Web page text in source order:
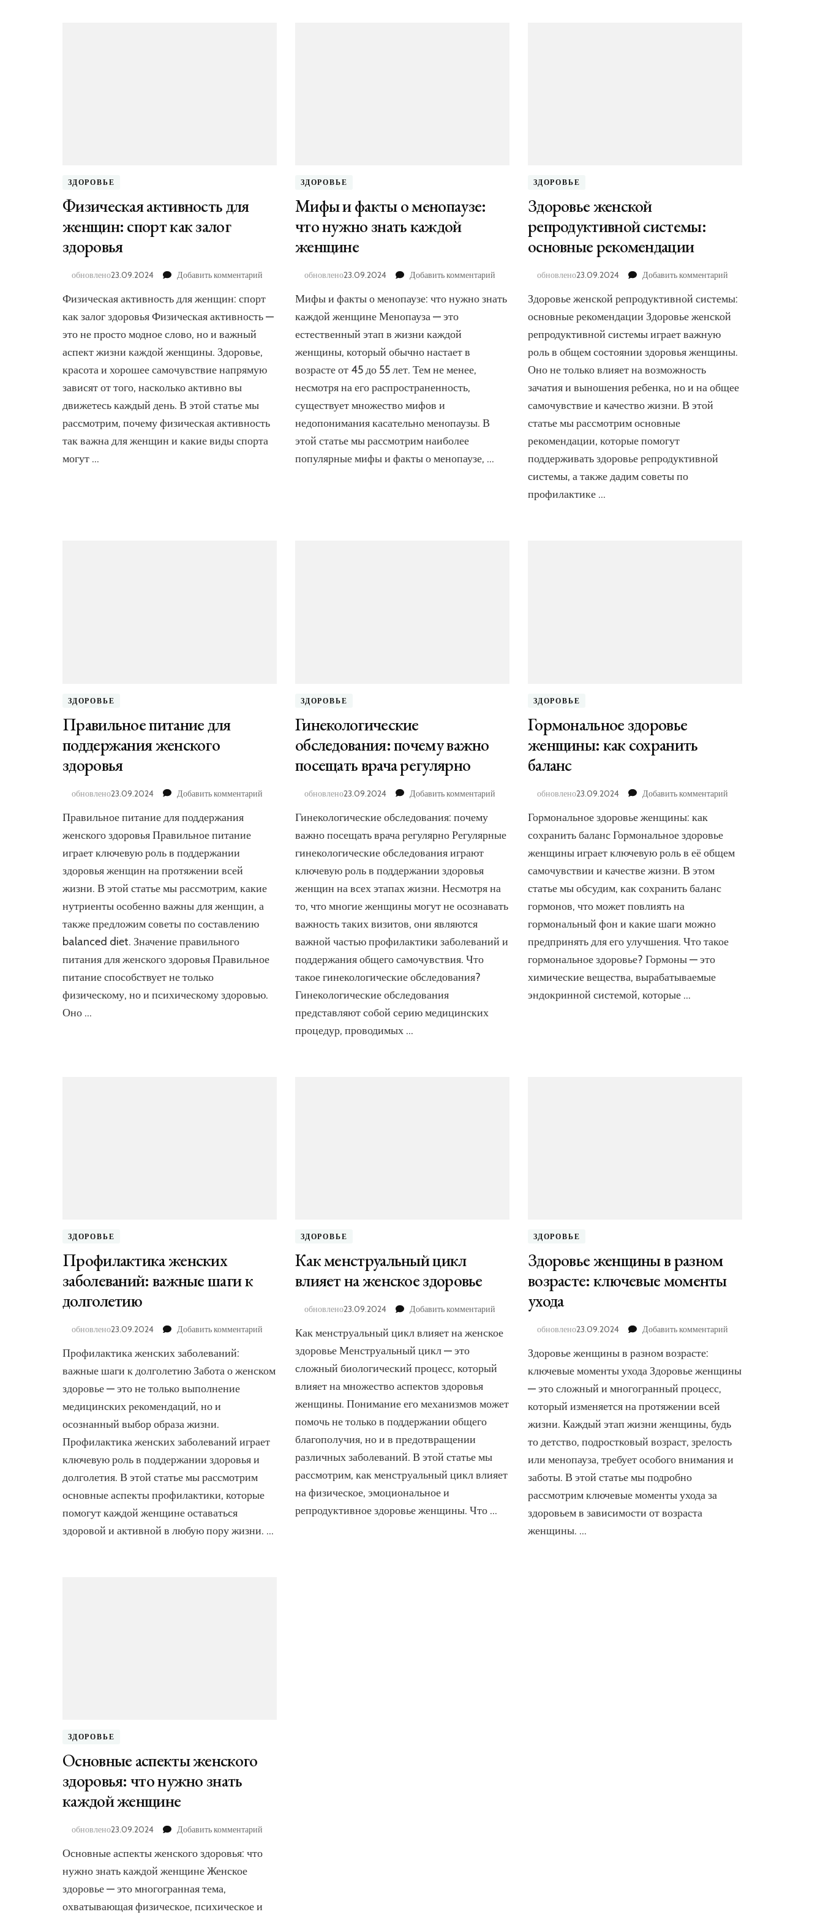
ЗДОРОВЬЕ
Физическая активность для
женщин: спорт как залог
здоровья
обновлено23.09.2024 Добавить комментарий
Физическая
активность
Физическая активность для женщин: спорт
как залог здоровья Физическая активность —
это не просто модное слово, но и важный
аспект жизни каждой женщины. Здоровье,
красота и хорошее самочувствие напрямую
зависят от того, насколько активно вы
движетесь каждый день. В этой статье мы
рассмотрим, почему физическая активность
так важна для женщин и какие виды спорта
могут …
ЗДОРОВЬЕ
Мифы и факты о менопаузе:
что нужно знать каждой
женщине
обновлено23.09.2024 Добавить комментарийк
Мифы
менопаузе:
Мифы и факты о менопаузе: что нужно знать
каждой женщине Менопауза — это
естественный этап в жизни каждой
женщины, который обычно настает в
возрасте от 45 до 55 лет. Тем не менее,
несмотря на его распространенность,
существует множество мифов и
недопонимания касательно менопаузы. В
этой статье мы рассмотрим наиболее
популярные мифы и факты о менопаузе, …
ЗДОРОВЬЕ
Здоровье женской
репродуктивной системы:
основные рекомендации
обновлено23.09.2024 Добавить комментарийк
Здоровье
женской
основные
Здоровье женской репродуктивной системы:
основные рекомендации Здоровье женской
репродуктивной системы играет важную
роль в общем состоянии здоровья женщины.
Оно не только влияет на возможность
зачатия и выношения ребенка, но и на общее
самочувствие и качество жизни. В этой
статье мы рассмотрим основные
рекомендации, которые помогут
поддерживать здоровье репродуктивной
системы, а также дадим советы по
профилактике …
ЗДОРОВЬЕ
Правильное питание для
поддержания женского
здоровья
обновлено23.09.2024 Добавить комментарий
Правильное
поддержания
женского
Правильное питание для поддержания
женского здоровья Правильное питание
играет ключевую роль в поддержании
здоровья женщин на протяжении всей
жизни. В этой статье мы рассмотрим, какие
нутриенты особенно важны для женщин, а
также предложим советы по составлению
balanced diet. Значение правильного
питания для женского здоровья Правильное
питание способствует не только
физическому, но и психическому здоровью.
Оно …
ЗДОРОВЬЕ
Гинекологические
обследования: почему важно
посещать врача регулярно
обновлено23.09.2024 Добавить комментарийк
Гинекологические
обследования:
посещать
регулярно
Гинекологические обследования: почему
важно посещать врача регулярно Регулярные
гинекологические обследования играют
ключевую роль в поддержании здоровья
женщин на всех этапах жизни. Несмотря на
то, что многие женщины могут не осознавать
важность таких визитов, они являются
важной частью профилактики заболеваний и
поддержания общего самочувствия. Что
такое гинекологические обследования?
Гинекологические обследования
представляют собой серию медицинских
процедур, проводимых …
ЗДОРОВЬЕ
Гормональное здоровье
женщины: как сохранить
баланс
обновлено23.09.2024 Добавить комментарийк
как
Гормональное здоровье женщины: как
сохранить баланс Гормональное здоровье
женщины играет ключевую роль в её общем
самочувствии и качестве жизни. В этом
статье мы обсудим, как сохранить баланс
гормонов, что может повлиять на
гормональный фон и какие шаги можно
предпринять для его улучшения. Что такое
гормональное здоровье? Гормоны — это
химические вещества, вырабатываемые
эндокринной системой, которые …
ЗДОРОВЬЕ
Профилактика женских
заболеваний: важные шаги к
долголетию
обновлено23.09.2024 Добавить комментарий
Профилактика
женских
Профилактика женских заболеваний:
важные шаги к долголетию Забота о женском
здоровье — это не только выполнение
медицинских рекомендаций, но и
осознанный выбор образа жизни.
Профилактика женских заболеваний играет
ключевую роль в поддержании здоровья и
долголетия. В этой статье мы рассмотрим
основные аспекты профилактики, которые
помогут каждой женщине оставаться
здоровой и активной в любую пору жизни. …
ЗДОРОВЬЕ
Как менструальный цикл
влияет на женское здоровье
обновлено23.09.2024 Добавить комментарийк
Как
менструальный
влияет
здоровье
Как менструальный цикл влияет на женское
здоровье Менструальный цикл — это
сложный биологический процесс, который
влияет на множество аспектов здоровья
женщины. Понимание его механизмов может
помочь не только в поддержании общего
благополучия, но и в предотвращении
различных заболеваний. В этой статье мы
рассмотрим, как менструальный цикл влияет
на физическое, эмоциональное и
репродуктивное здоровье женщины. Что …
ЗДОРОВЬЕ
Здоровье женщины в разном
возрасте: ключевые моменты
ухода
обновлено23.09.2024 Добавить комментарийк
женщины
моменты
ухода
Здоровье женщины в разном возрасте:
ключевые моменты ухода Здоровье женщины
— это сложный и многогранный процесс,
который изменяется на протяжении всей
жизни. Каждый этап жизни женщины, будь
то детство, подростковый возраст, зрелость
или менопауза, требует особого внимания и
заботы. В этой статье мы подробно
рассмотрим ключевые моменты ухода за
здоровьем в зависимости от возраста
женщины. …
ЗДОРОВЬЕ
Основные аспекты женского
здоровья: что нужно знать
каждой женщине
обновлено23.09.2024 Добавить комментарий
Основные
Основные аспекты женского здоровья: что
нужно знать каждой женщине Женское
здоровье — это многогранная тема,
охватывающая физическое, психическое и